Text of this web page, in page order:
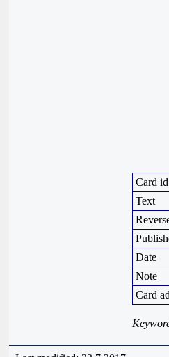
Card id
Text
Date
Note
Card